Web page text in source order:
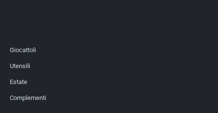
Giocattoli
Utensili
Estate
Complementi